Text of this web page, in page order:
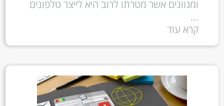
ומגוונים אשר מטרתו לרוב היא לייצר טלפונים
…
קרא עוד